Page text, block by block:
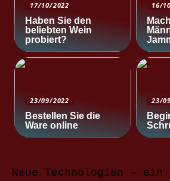
17/10/2022
Haben Sie den
beliebten Wein
probiert?
16/
23/09/2022
Bestellen Sie die
Ware online
23/
Neue Technologien – ein